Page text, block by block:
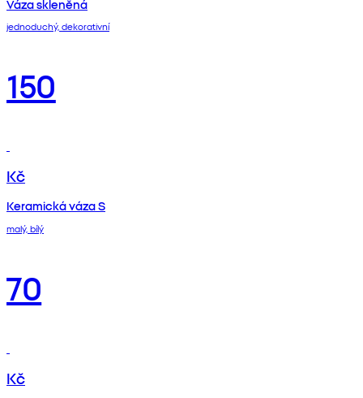
Váza skleněná
jednoduchý, dekorativní
150
Kč
Keramická váza S
malý, bílý
70
Kč